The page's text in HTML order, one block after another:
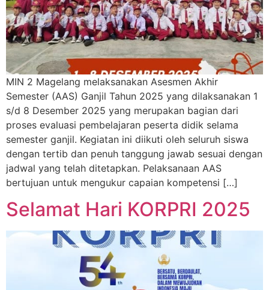
MIN 2 Magelang melaksanakan Asesmen Akhir
Semester (AAS) Ganjil Tahun 2025 yang dilaksanakan 1
s/d 8 Desember 2025 yang merupakan bagian dari
proses evaluasi pembelajaran peserta didik selama
semester ganjil. Kegiatan ini diikuti oleh seluruh siswa
dengan tertib dan penuh tanggung jawab sesuai dengan
jadwal yang telah ditetapkan. Pelaksanaan AAS
bertujuan untuk mengukur capaian kompetensi […]
Selamat Hari KORPRI 2025